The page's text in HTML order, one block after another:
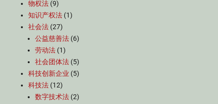
物权法 (9)
知识产权法 (1)
社会法 (27)
公益慈善法 (6)
劳动法 (1)
社会团体法 (5)
科技创新企业 (5)
科技法 (12)
数字技术法 (2)